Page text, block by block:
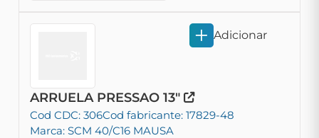
ARRUELA PRESSAO 13"
Cod CDC: 306Cod fabricante: 17829-48
Marca: SCM 40/C16 MAUSA
Adicionar